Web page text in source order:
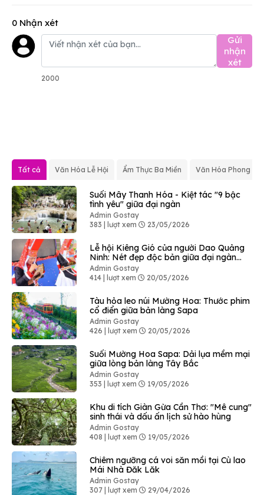
0 Nhận xét
Gửi
nhận
xét
2000
Tất cả Văn Hóa Lễ Hội Ẩm Thực Ba Miền Văn Hóa Phong
Suối Mây Thanh Hóa - Kiệt tác "9 bậc
tình yêu" giữa đại ngàn
Admin Gostay
383 | lượt xem
23/05/2026
Lễ hội Kiêng Gió của người Dao Quảng
Ninh: Nét đẹp độc bản giữa đại ngàn
Bình Liêu
Admin Gostay
414 | lượt xem
20/05/2026
Tàu hỏa leo núi Mường Hoa: Thước phim
cổ điển giữa bản làng Sapa
Admin Gostay
426 | lượt xem
20/05/2026
Suối Mường Hoa Sapa: Dải lụa mềm mại
giữa lòng bản làng Tây Bắc
Admin Gostay
353 | lượt xem
19/05/2026
Khu di tích Giàn Gừa Cần Thơ: "Mê cung"
sinh thái và dấu ấn lịch sử hào hùng
Admin Gostay
408 | lượt xem
19/05/2026
Chiêm ngưỡng cá voi săn mồi tại Cù lao
Mái Nhà Đăk Lăk
Admin Gostay
307 | lượt xem
29/04/2026